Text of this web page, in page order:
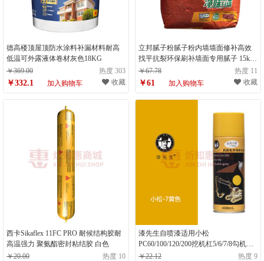
德高楼顶屋顶防水涂料补漏材料耐高
低温可外露液体卷材灰色18KG
￥369.00
热度 303
￥332.1 加入购物车 收藏
立邦腻子粉腻子粉内墙墙面修补高效
找平抗裂环保刷补墙面专用腻子 15kg
立邦快涂宝抗裂b
￥67.78 热度 11
￥61 加入购物车 收藏
西卡Sikaflex 11FC PRO 耐候结构胶耐
高温强力 聚氨酯密封粘结胶 白色
￥20.00
热度 10
漆先生自喷漆适用小松
PC60/100/120/200挖机杠5/6/7/8勾机大/
小机头钩机挖掘手喷漆 小松-7黄色
￥22.12 热度 9